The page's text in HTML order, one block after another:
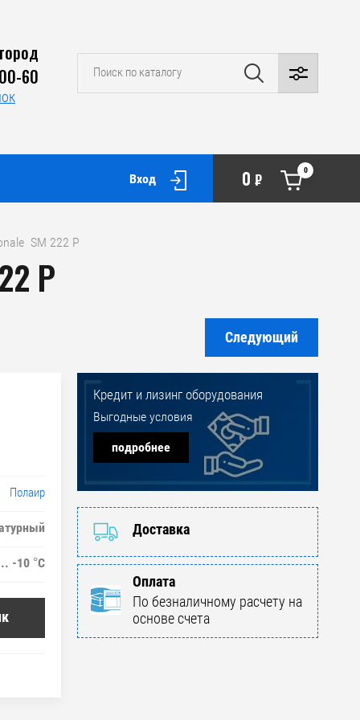
Вход 0 ₽
0
60
SM 222 P
P
Следующий
Полаир
-10 °C
Кредит и лизинг оборудования
Выгодные условия
подробнее
Доставка
Оплата
По безналичному расчету на
основе счета